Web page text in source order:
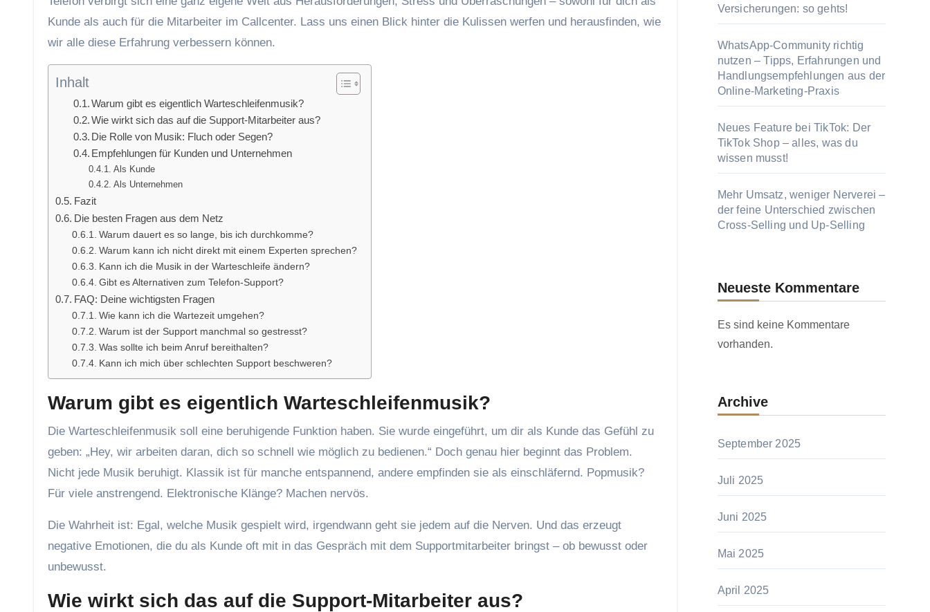
Kunde als auch für die Mitarbeiter im Callcenter. Lass uns einen Blick hinter die Kulissen werfen und herausfinden, wie
wir alle diese Erfahrung verbessern können.
Inhalt
Warum gibt es eigentlich Warteschleifenmusik?
Wie wirkt sich das auf die Support-Mitarbeiter aus?
Die Rolle von Musik: Fluch oder Segen?
Empfehlungen für Kunden und Unternehmen
Als Kunde
Als Unternehmen
Fazit
Die besten Fragen aus dem Netz
Warum dauert es so lange, bis ich durchkomme?
Warum kann ich nicht direkt mit einem Experten sprechen?
Kann ich die Musik in der Warteschleife ändern?
Gibt es Alternativen zum Telefon-Support?
FAQ: Deine wichtigsten Fragen
Wie kann ich die Wartezeit umgehen?
Warum ist der Support manchmal so gestresst?
Was sollte ich beim Anruf bereithalten?
Kann ich mich über schlechten Support beschweren?
Warum gibt es eigentlich Warteschleifenmusik?
Die Warteschleifenmusik soll eine beruhigende Funktion haben. Sie wurde eingeführt, um dir als Kunde das Gefühl zu
geben: „Hey, wir arbeiten daran, dich so schnell wie möglich zu bedienen.“ Doch genau hier beginnt das Problem.
Nicht jede Musik beruhigt. Klassik ist für manche entspannend, andere empfinden sie als einschläfernd. Popmusik?
Für viele anstrengend. Elektronische Klänge? Machen nervös.
Die Wahrheit ist: Egal, welche Musik gespielt wird, irgendwann geht sie jedem auf die Nerven. Und das erzeugt
negative Emotionen, die du als Kunde oft mit in das Gespräch mit dem Supportmitarbeiter bringst – ob bewusst oder
unbewusst.
Wie wirkt sich das auf die Support-Mitarbeiter aus?
Versicherungen: so gehts!
WhatsApp-Community richtig
nutzen – Tipps, Erfahrungen und
Handlungsempfehlungen aus der
Online-Marketing-Praxis
Neues Feature bei TikTok: Der
TikTok Shop – alles, was du
wissen musst!
Mehr Umsatz, weniger Nerverei –
der feine Unterschied zwischen
Cross-Selling und Up-Selling
Neueste Kommentare
Es sind keine Kommentare
vorhanden.
Archive
September 2025
Juli 2025
Juni 2025
Mai 2025
April 2025